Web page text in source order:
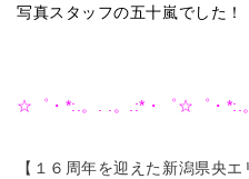
写真スタッフの五十嵐でした！
☆゜・*:.。. .。.:*・゜☆゜・*:.
【１６周年を迎えた新潟県央